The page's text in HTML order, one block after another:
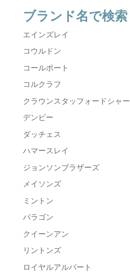
ブランド名で検索
エインズレイ
コウルドン
コールポート
コルクラフ
クラウンスタッフォードシャー
デンビー
ダッチェス
ハマースレイ
ジョンソンブラザーズ
メイソンズ
ミントン
パラゴン
クイーンアン
リントンズ
ロイヤルアルバート